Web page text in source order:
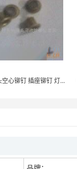
供应插头空心铆钉 插座铆钉 灯头铆钉生产供应